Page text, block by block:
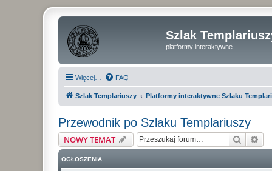
Szlak
platformy interaktywne
Więcej… FAQ
Szlak Templariuszy Platformy interaktywne Szlaku
Przewodnik po Szlaku Templariuszy
NOWY TEMAT Szukaj
OGŁOSZENIA